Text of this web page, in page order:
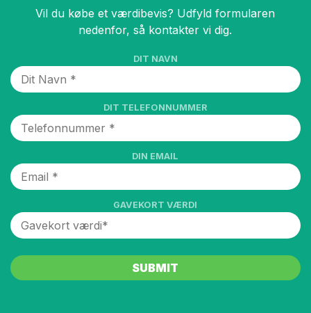
Vil du købe et værdibevis? Udfyld formularen
nedenfor, så kontakter vi dig.
DIT NAVN
DIT TELEFONNUMMER
DIN EMAIL
GAVEKORT VÆRDI